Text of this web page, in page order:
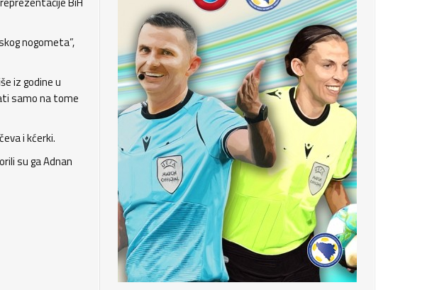
nogometa”,
iz godine u
samo na tome
i kćerki.
su ga Adnan